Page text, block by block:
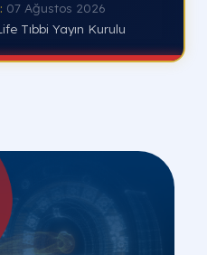
07 Ağustos 2026
Tıbbi Yayın Kurulu